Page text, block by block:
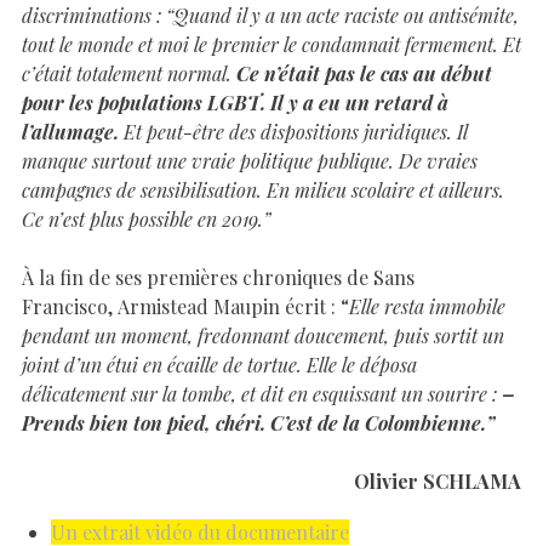
discriminations : “Quand il y a un acte raciste ou antisémite,
tout le monde et moi le premier le condamnait fermement. Et
c’était totalement normal. Ce n’était pas le cas au début
pour les populations LGBT. Il y a eu un retard à
l’allumage. Et peut-être des dispositions juridiques. Il
manque surtout une vraie politique publique. De vraies
campagnes de sensibilisation. En milieu scolaire et ailleurs.
Ce n’est plus possible en 2019.”
À la fin de ses premières chroniques de Sans
Francisco, Armistead Maupin écrit : “Elle resta immobile
pendant un moment, fredonnant doucement, puis sortit un
joint d’un étui en écaille de tortue. Elle le déposa
délicatement sur la tombe, et dit en esquissant un sourire : –
Prends bien ton pied, chéri. C’est de la Colombienne.”
Olivier SCHLAMA
Un extrait vidéo du documentaire